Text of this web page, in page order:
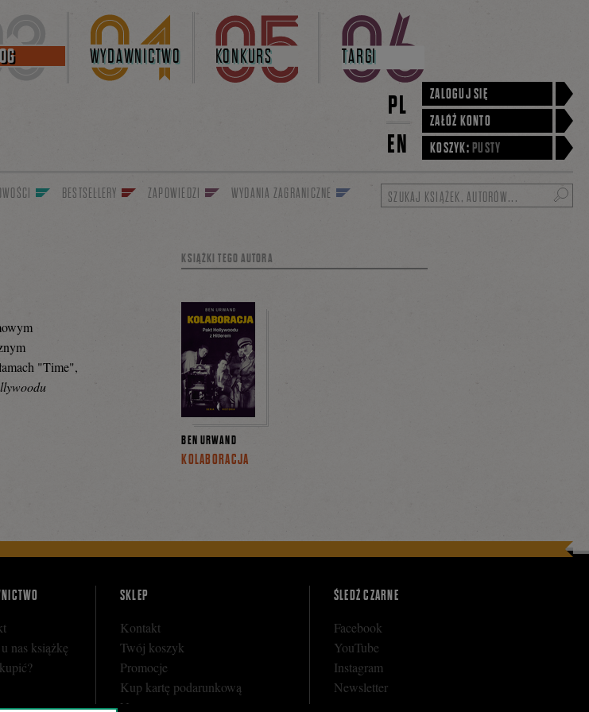
WYDAWNICTWO KONKURS TARGI
PL
EN
ZALOGUJ SIĘ
ZAŁÓŻ KONTO
KOSZYK: PUSTY
BESTSELLERY ZAPOWIEDZI WYDANIA ZAGRANICZNE
"Time",
KSIĄŻKI TEGO AUTORA
BEN URWAND
KOLABORACJA
nas książkę
SKLEP
Kontakt
Twój koszyk
Promocje
Kup kartę podarunkową
Nota prawna
ŚLEDŹ CZARNE
Facebook
YouTube
Instagram
Newsletter